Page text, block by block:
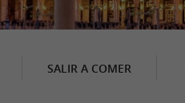
SALIR A COMER